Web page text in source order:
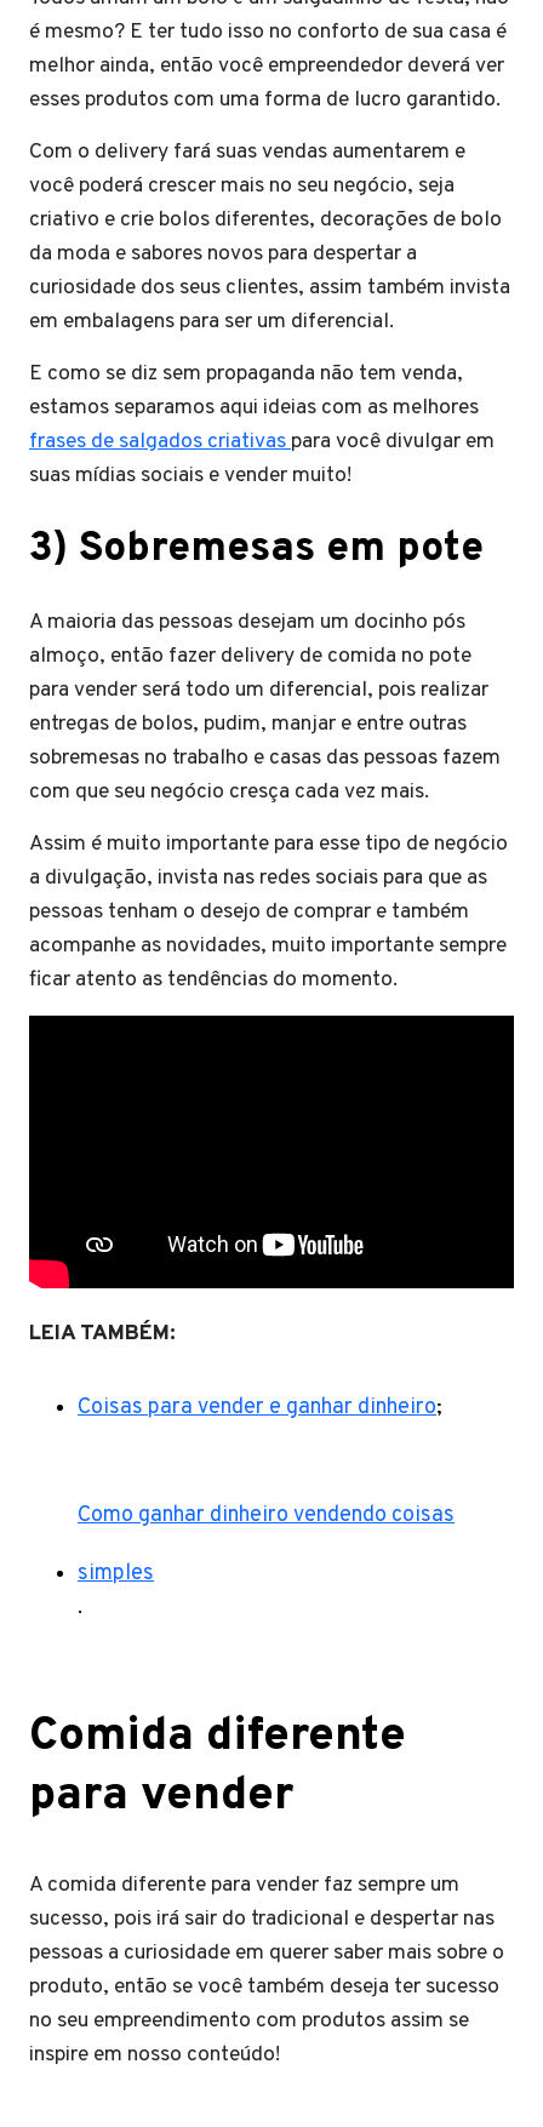
é mesmo? E ter tudo isso no conforto de sua casa é
melhor ainda, então você empreendedor deverá ver
esses produtos com uma forma de lucro garantido.
Com o delivery fará suas vendas aumentarem e
você poderá crescer mais no seu negócio, seja
criativo e crie bolos diferentes, decorações de bolo
da moda e sabores novos para despertar a
curiosidade dos seus clientes, assim também invista
em embalagens para ser um diferencial.
E como se diz sem propaganda não tem venda,
estamos separamos aqui ideias com as melhores
frases de salgados criativaspara você divulgar em
suas mídias sociais e vender muito!
3) Sobremesas em pote
A maioria das pessoas desejam um docinho pós
almoço, então fazer delivery de comida no pote
para vender será todo um diferencial, pois realizar
entregas de bolos, pudim, manjar e entre outras
sobremesas no trabalho e casas das pessoas fazem
com que seu negócio cresça cada vez mais.
Assim é muito importante para esse tipo de negócio
a divulgação, invista nas redes sociais para que as
pessoas tenham o desejo de comprar e também
acompanhe as novidades, muito importante sempre
ficar atento as tendências do momento.
LEIA TAMBÉM:
Coisas para vender e ganhar dinheiro;
Como ganhar dinheiro vendendo coisas
simples
.
Comida diferente
para vender
A comida diferente para vender faz sempre um
sucesso, pois irá sair do tradicional e despertar nas
pessoas a curiosidade em querer saber mais sobre o
produto, então se você também deseja ter sucesso
no seu empreendimento com produtos assim se
inspire em nosso conteúdo!